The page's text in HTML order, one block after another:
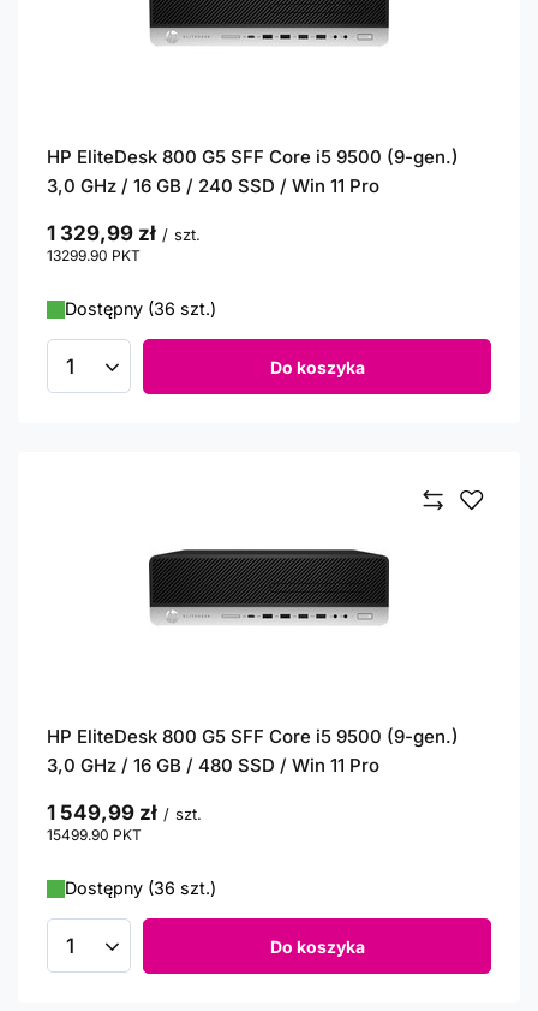
HP EliteDesk 800 G5 SFF Core i5 9500 (9-gen.)
3,0 GHz / 16 GB / 240 SSD / Win 11 Pro
1 329,99 zł / szt.
13299.90 PKT
Dostępny (36 szt.)
Ilość produktów Do koszyka
HP EliteDesk 800 G5 SFF Core i5 9500 (9-gen.)
3,0 GHz / 16 GB / 480 SSD / Win 11 Pro
1 549,99 zł / szt.
15499.90 PKT
Dostępny (36 szt.)
Ilość produktów Do koszyka